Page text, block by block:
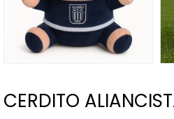
CERDITO